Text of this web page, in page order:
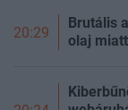
20:29
Brutális
olaj